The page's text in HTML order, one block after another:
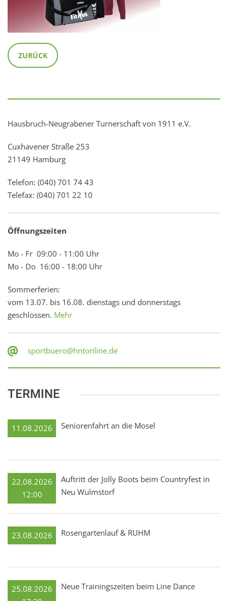
ZURÜCK
Hausbruch-Neugrabener Turnerschaft von 1911 e.V.
Cuxhavener Straße 253
21149 Hamburg
Telefon: (040) 701 74 43
Telefax: (040) 701 22 10
Öffnungszeiten
Mo - Fr 09:00 - 11:00 Uhr
Mo - Do 16:00 - 18:00 Uhr
Sommerferien:
vom 13.07. bis 16.08. dienstags und donnerstags
geschlossen. Mehr
sportbuero@hntonline.de
TERMINE
11.08.2026 Seniorenfahrt an die Mosel
22.08.2026
12:00
Auftritt der Jolly Boots beim Countryfest in
Neu Wulmstorf
23.08.2026 Rosengartenlauf & RUHM
25.08.2026
Neue Trainingszeiten beim Line Dance